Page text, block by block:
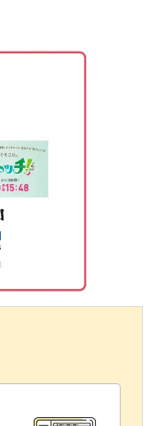
よ♪
でご安心を。
求していただけ
介。